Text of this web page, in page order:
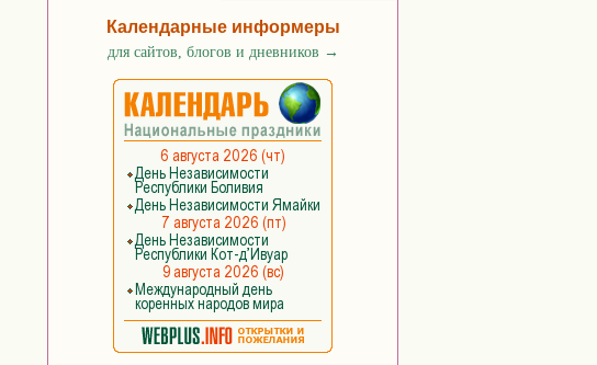
Календарные информеры
для сайтов, блогов и дневников →